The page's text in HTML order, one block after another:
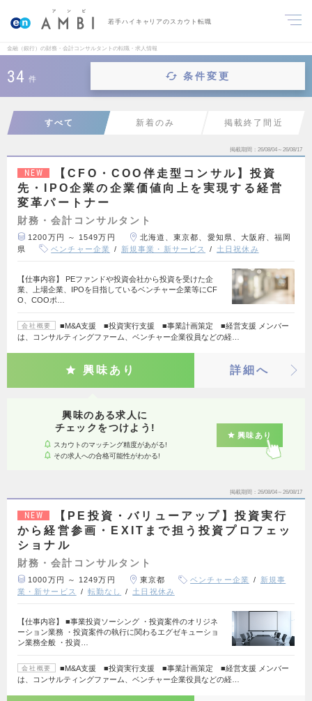
若手ハイキャリアのスカウト転職
金融（銀行）の財務・会計コンサルタントの転職・求人情報
34 件 条件変更
すべて 新着のみ 掲載終了間近
掲載期間 26/08/04～26/08/17
NEW
【CFO・COO伴走型コンサル】投資
先・IPO企業の企業価値向上を実現する経営
変革パートナー
財務・会計コンサルタント
1200万円 ～ 1549万円
北海道、東京都、愛知県、大阪府、福岡
県
ベンチャー企業 新規事業・新サービス 土日祝休み
【仕事内容】 PEファンドや投資会社から投資を受けた企
業、上場企業、IPOを目指しているベンチャー企業等にCF
O、COOポ…
会社概要
■M&A支援 ■投資実行支援 ■事業計画策定 ■経営支援 メンバー
は、コンサルティングファーム、ベンチャー企業役員などの経…
興味あり 詳細へ
興味のある求人に
チェックをつけよう!
スカウトのマッチング精度があがる!
その求人への合格可能性がわかる!
興味あり
掲載期間 26/08/04～26/08/17
NEW
【PE投資・バリューアップ】投資実行
から経営参画・EXITまで担う投資プロフェッ
ショナル
財務・会計コンサルタント
1000万円 ～ 1249万円 東京都 ベンチャー企業
新規事
業・新サービス
転勤なし 土日祝休み
【仕事内容】 ■事業投資ソーシング ・投資案件のオリジネ
ーション業務 ・投資案件の執行に関わるエグゼキューショ
ン業務全般 ・投資…
会社概要
■M&A支援 ■投資実行支援 ■事業計画策定 ■経営支援 メンバー
は、コンサルティングファーム、ベンチャー企業役員などの経…